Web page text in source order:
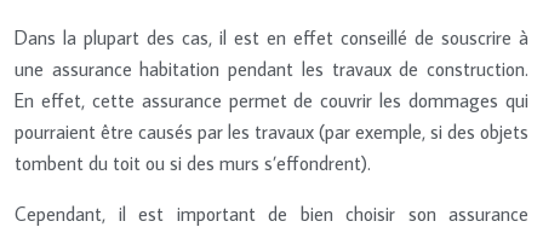
Dans la plupart des cas, il est en effet conseillé de souscrire à
une assurance habitation pendant les travaux de construction.
En effet, cette assurance permet de couvrir les dommages qui
pourraient être causés par les travaux (par exemple, si des objets
tombent du toit ou si des murs s’effondrent).
Cependant, il est important de bien choisir son assurance